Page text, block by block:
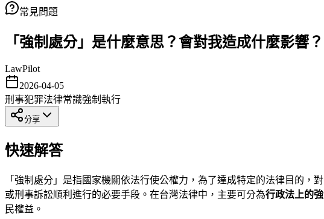
常見問題
「強制處分」是什麼意思？會對我造成什麼影響？
LawPilot
2026-04-05
刑事犯罪法律常識強制執行
分享
快速解答
「強制處分」是指國家機關依法行使公權力，為了達成特定的法律目的
或刑事訴訟順利進行的必要手段。在台灣法律中，主要可分為行政法上的
民權益。